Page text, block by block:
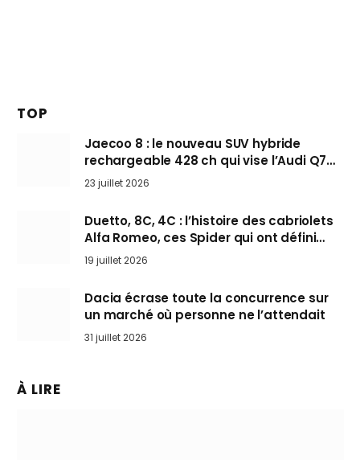
TOP
Jaecoo 8 : le nouveau SUV hybride
rechargeable 428 ch qui vise l’Audi Q7
arrive en Europe cet automne
23 juillet 2026
Duetto, 8C, 4C : l’histoire des cabriolets
Alfa Romeo, ces Spider qui ont défini
l’art de rouler cheveux au vent
19 juillet 2026
Dacia écrase toute la concurrence sur
un marché où personne ne l’attendait
31 juillet 2026
À LIRE